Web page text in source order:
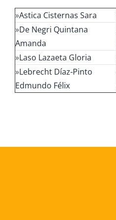
»Astica Cisternas Sara
»De Negri Quintana
Amanda
»Laso Lazaeta Gloria
»Lebrecht Díaz-Pinto
Edmundo Félix